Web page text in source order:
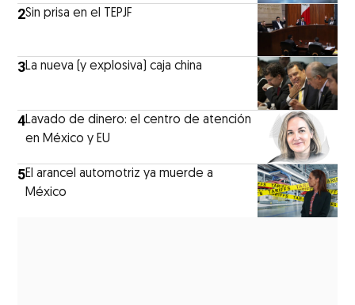
2Sin prisa en el TEPJF
3La nueva (y explosiva) caja china
4Lavado de dinero: el centro de atención
en México y EU
5El arancel automotriz ya muerde a
México